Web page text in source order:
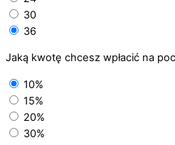
30
36
Jaką kwotę chcesz wpłacić na
10%
15%
20%
30%